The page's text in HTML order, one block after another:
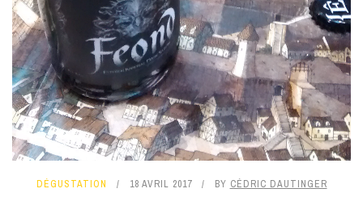
DÉGUSTATION 18 AVRIL 2017 BY CÉDRIC DAUTINGER